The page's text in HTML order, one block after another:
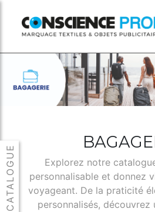
Explorez notre
personnalisable et donnez
voyageant. De la praticité
personnalisés, découvrez